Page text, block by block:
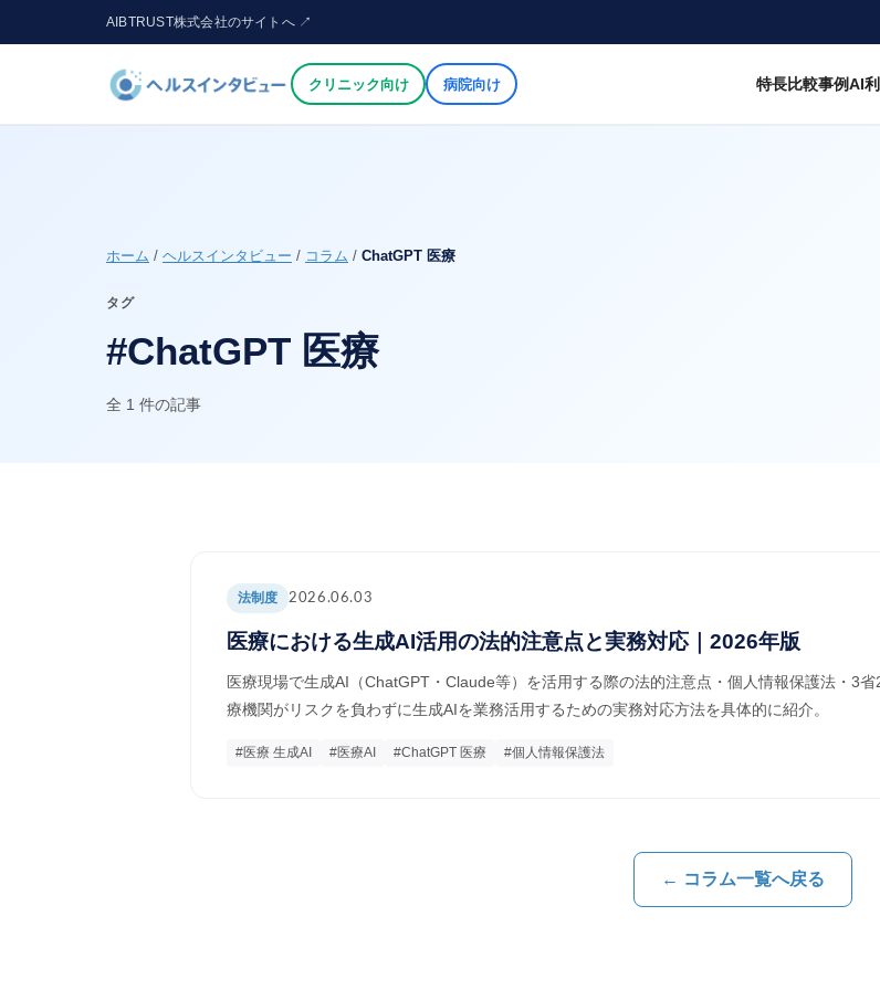
AIBTRUST株式会社のサイトへ ↗
クリニック向け 病院向け 特長比較事例AI
ホーム / ヘルスインタビュー / コラム / ChatGPT 医療
タグ
#ChatGPT 医療
全 1 件の記事
法制度 2026.06.03
医療における生成AI活用の法的注意点と実務対応｜2026年版
医療現場で生成AI（ChatGPT・Claude等）を活用する際の法的注意点・個人情報保護法・3
療機関がリスクを負わずに生成AIを業務活用するための実務対応方法を具体的に紹介。
#医療 生成AI #医療AI #ChatGPT 医療 #個人情報保護法
← コラム一覧へ戻る